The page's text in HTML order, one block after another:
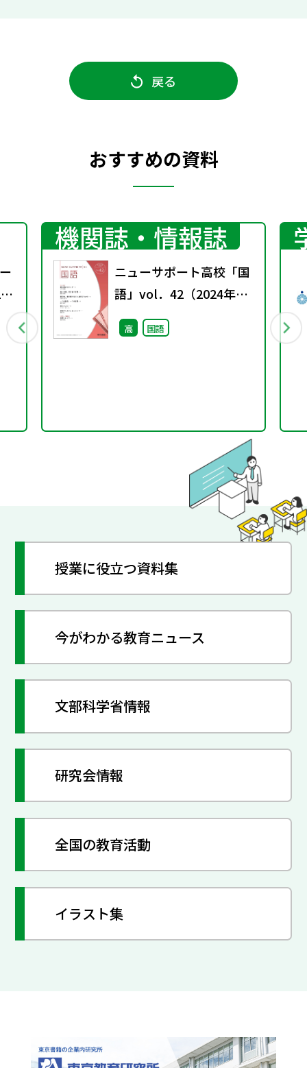
戻る
おすすめの資料
機関誌・情報誌
ニューサポート高校「国
語」vol．42（2024年秋
号）
高 国語
授業に役立つ資料集
今がわかる教育ニュース
文部科学省情報
研究会情報
全国の教育活動
イラスト集